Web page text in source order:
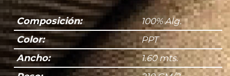
Composición: 100% Alg.
Color: PPT
Ancho: 1.60 mts.